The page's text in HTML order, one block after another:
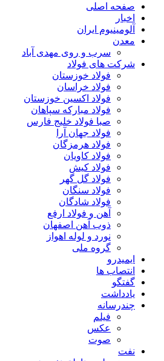
صفحه اصلی
اخبار
آلومینیوم ایران
معدن
سرب و روی مهدی آباد
شرکت های فولاد
فولاد خوزستان
فولاد خراسان
فولاد اکسین خوزستان
فولاد مبارکه سپاهان
صبا فولاد خلیج فارس
فولاد جهان آرا
فولاد هرمزگان
فولاد کاویان
فولاد کیش
فولاد گل گهر
فولاد سنگان
فولاد شادگان
آهن و فولاد ارفع
ذوب آهن اصفهان
نورد و لوله اهواز
گروه ملی
ایمیدرو
انتصاب ها
گفتگو
یادداشت
چندرسانه
فیلم
عکس
صوت
نفت